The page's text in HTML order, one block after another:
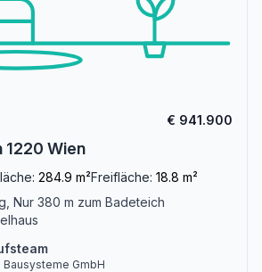
€ 941.900
1220 Wien
284.9 m²Freifläche: 18.8 m²
Nur 380 m zum Badeteich
Bausysteme GmbH